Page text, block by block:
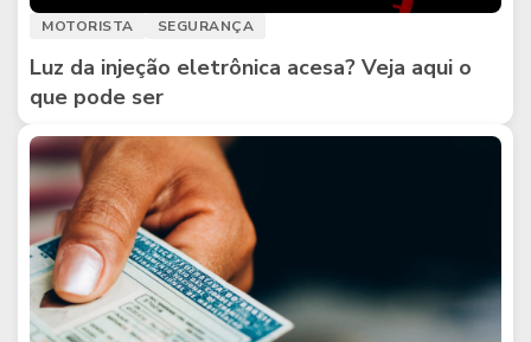
MOTORISTA SEGURANÇA
Luz da injeção eletrônica acesa? Veja aqui o
que pode ser